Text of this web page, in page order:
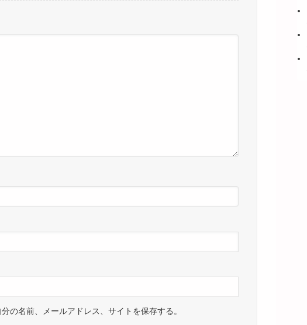
の名前、メールアドレス、サイトを保存する。